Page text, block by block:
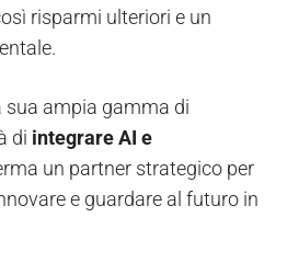
risparmi ulteriori e un
sua ampia gamma di
di integrare AI e
un partner strategico per
e guardare al futuro in